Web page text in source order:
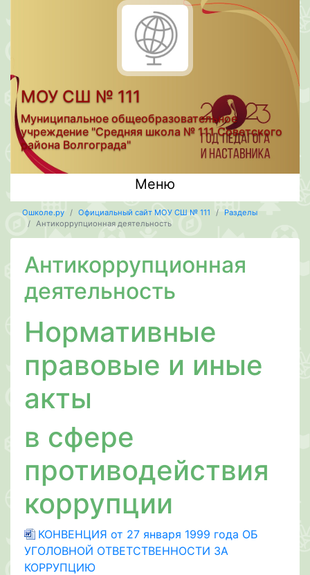
МОУ СШ № 111
Муниципальное общеобразовательное
учреждение "Средняя школа № 111 Советского
района Волгограда"
Меню
Ошколе.ру Официальный сайт МОУ СШ № 111
Разделы
Антикоррупционная деятельность
Антикоррупционная
деятельность
Нормативные
правовые и иные
акты
в сфере
противодействия
коррупции
КОНВЕНЦИЯ от 27 января 1999 года ОБ
УГОЛОВНОЙ ОТВЕТСТВЕННОСТИ ЗА
КОРРУПЦИЮ